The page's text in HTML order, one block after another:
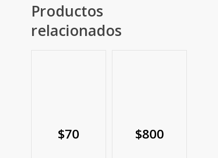
Productos
relacionados
$70 $800